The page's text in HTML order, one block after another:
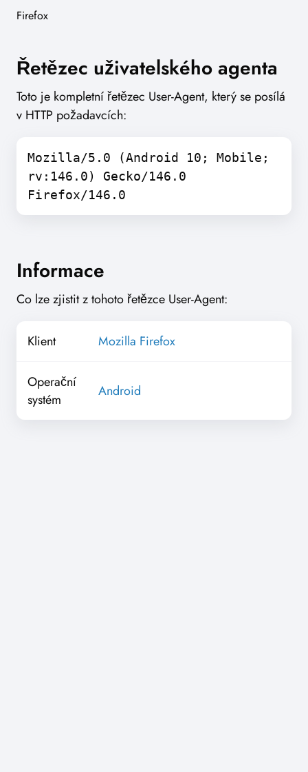
Firefox
Řetězec uživatelského agenta
Toto je kompletní řetězec User-Agent, který se posílá
v HTTP požadavcích:
Mozilla/5.0 (Android 10; Mobile;
rv:146.0) Gecko/146.0
Firefox/146.0
Informace
Co lze zjistit z tohoto řetězce User-Agent:
Klient Mozilla Firefox
Operační
systém
Android